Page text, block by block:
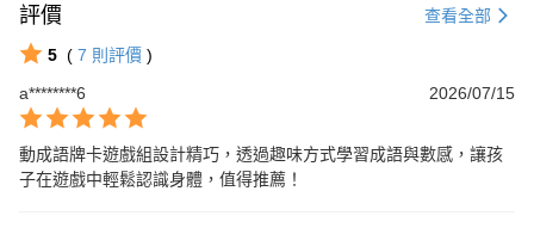
評價 查看全部
5 ( 7 則評價 )
a********6
2026/07/15
動成語牌卡遊戲組設計精巧，透過趣味方式學習成語與數感，讓孩
子在遊戲中輕鬆認識身體，值得推薦！